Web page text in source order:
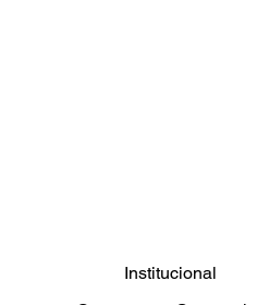
Institucional